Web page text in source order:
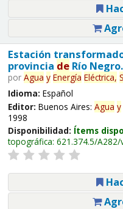
Estación
provincia deRío Negro.
por Agua y Energía Eléctrica,
Idioma: Español
Editor: Buenos Aires: Agua y
1998
Disponibilidad: Ítems
topográfica: 621.374.5/A282/